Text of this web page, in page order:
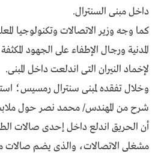
داخل مبنى السنترال.
كما وجه وزير الاتصالات وتكنولوجيا
المدنية ورجال الإطفاء على الجهود
لإخماد النيران التى اندلعت داخل المبنى.
وخلال تفقده لمبنى سنترال رمسيس؛
شرح من المهندس/ محمد نصر حول
أن الحريق اندلع داخل إحدى صالات
مشغلى الاتصالات، والذى يضم